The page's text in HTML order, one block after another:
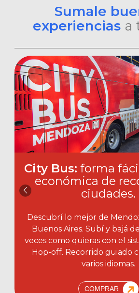
Sumale
experiencias a
City Bus: forma
económica de
ciudades.​
Descubrí lo mejor de
Buenos Aires. Subí y bajá
veces como quieras con el
Hop-off. Recorrido guiado
varios idiomas.
COMPRAR